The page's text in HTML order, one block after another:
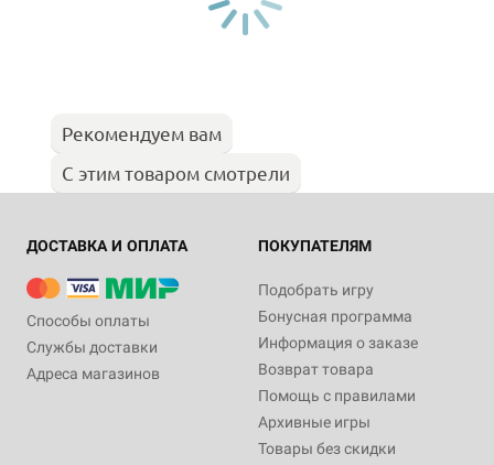
Рекомендуем вам
С этим товаром смотрели
ДОСТАВКА И ОПЛАТА
Способы оплаты
Службы доставки
Адреса магазинов
ПОКУПАТЕЛЯМ
Подобрать игру
Бонусная программа
Информация о заказе
Возврат товара
Помощь с правилами
Архивные игры
Товары без скидки